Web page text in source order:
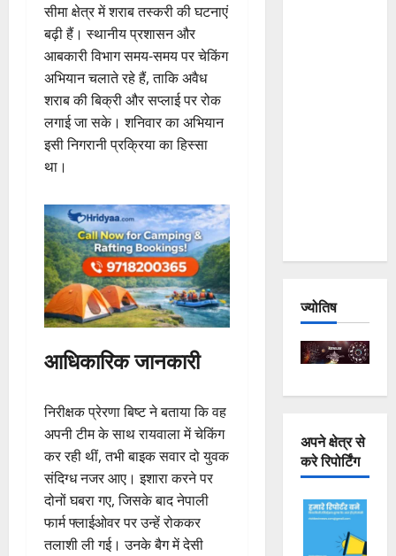
सीमा क्षेत्र में शराब तस्करी की घटनाएं
बढ़ी हैं। स्थानीय प्रशासन और
आबकारी विभाग समय-समय पर चेकिंग
अभियान चलाते रहे हैं, ताकि अवैध
शराब की बिक्री और सप्लाई पर रोक
लगाई जा सके। शनिवार का अभियान
इसी निगरानी प्रक्रिया का हिस्सा
था।
आधिकारिक जानकारी
निरीक्षक प्रेरणा बिष्ट ने बताया कि वह
अपनी टीम के साथ रायवाला में चेकिंग
कर रही थीं, तभी बाइक सवार दो युवक
संदिग्ध नजर आए। इशारा करने पर
दोनों घबरा गए, जिसके बाद नेपाली
फार्म फ्लाईओवर पर उन्हें रोककर
तलाशी ली गई। उनके बैग में देसी
ज्योतिष
अपने क्षेत्र से
करे रिपोर्टिंग